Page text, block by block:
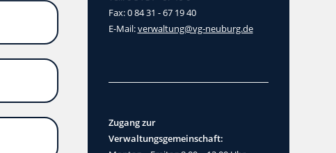
Fax: 0 84 31 - 67 19 40
E-Mail:verwaltung@vg-neuburg.de
Zugang zur
Verwaltungsgemeinschaft: